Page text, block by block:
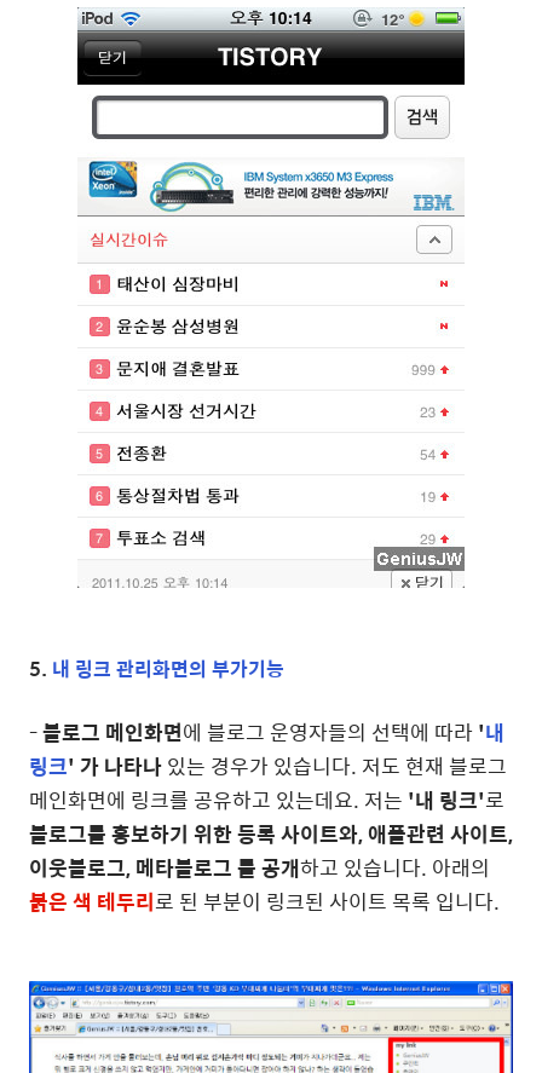
5. 내 링크 관리화면의 부가기능
-블로그 메인화면에 블로그 운영자들의 선택에 따라'내
링크' 가 나타나있는 경우가 있습니다. 저도 현재 블로그
메인화면에 링크를 공유하고 있는데요. 저는 '내 링크'로
블로그를 홍보하기 위한 등록 사이트와, 애플관련 사이트,
이웃블로그, 메타블로그 를 공개하고 있습니다. 아래의
붉은 색 테두리로 된 부분이 링크된 사이트 목록 입니다.